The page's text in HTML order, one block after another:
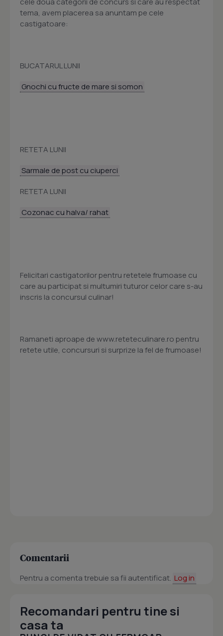
tema, avem placerea sa anuntam pe cele
castigatoare:
BUCATARUL LUNII
Gnochi cu fructe de mare si somon
RETETA LUNII
Sarmale de post cu ciuperci
RETETA LUNII
Cozonac cu halva/ rahat
Felicitari castigatorilor pentru retetele frumoase cu
care au participat si multumiri tuturor celor care s-au
inscris la concursul culinar!
Ramaneti aproape de www.reteteculinare.ro pentru
retete utile, concursuri si surprize la fel de frumoase!
Comentarii
Pentru a comenta trebuie sa fii autentificat. Log in
Recomandari pentru tine si
casa ta